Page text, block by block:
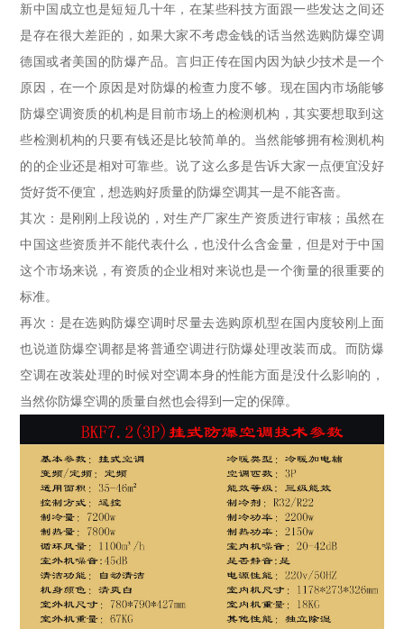
新中国成立也是短短几十年，在某些科技方面跟一些发达之间还
是存在很大差距的，如果大家不考虑金钱的话当然选购防爆空调
德国或者美国的防爆产品。言归正传在国内因为缺少技术是一个
原因，在一个原因是对防爆的检查力度不够。现在国内市场能够
防爆空调资质的机构是目前市场上的检测机构，其实要想取到这
些检测机构的只要有钱还是比较简单的。当然能够拥有检测机构
的的企业还是相对可靠些。说了这么多是告诉大家一点便宜没好
货好货不便宜，想选购好质量的防爆空调其一是不能吝啬。
其次：是刚刚上段说的，对生产厂家生产资质进行审核；虽然在
中国这些资质并不能代表什么，也没什么含金量，但是对于中国
这个市场来说，有资质的企业相对来说也是一个衡量的很重要的
标准。
再次：是在选购防爆空调时尽量去选购原机型在国内度较刚上面
也说道防爆空调都是将普通空调进行防爆处理改装而成。而防爆
空调在改装处理的时候对空调本身的性能方面是没什么影响的，
当然你防爆空调的质量自然也会得到一定的保障。